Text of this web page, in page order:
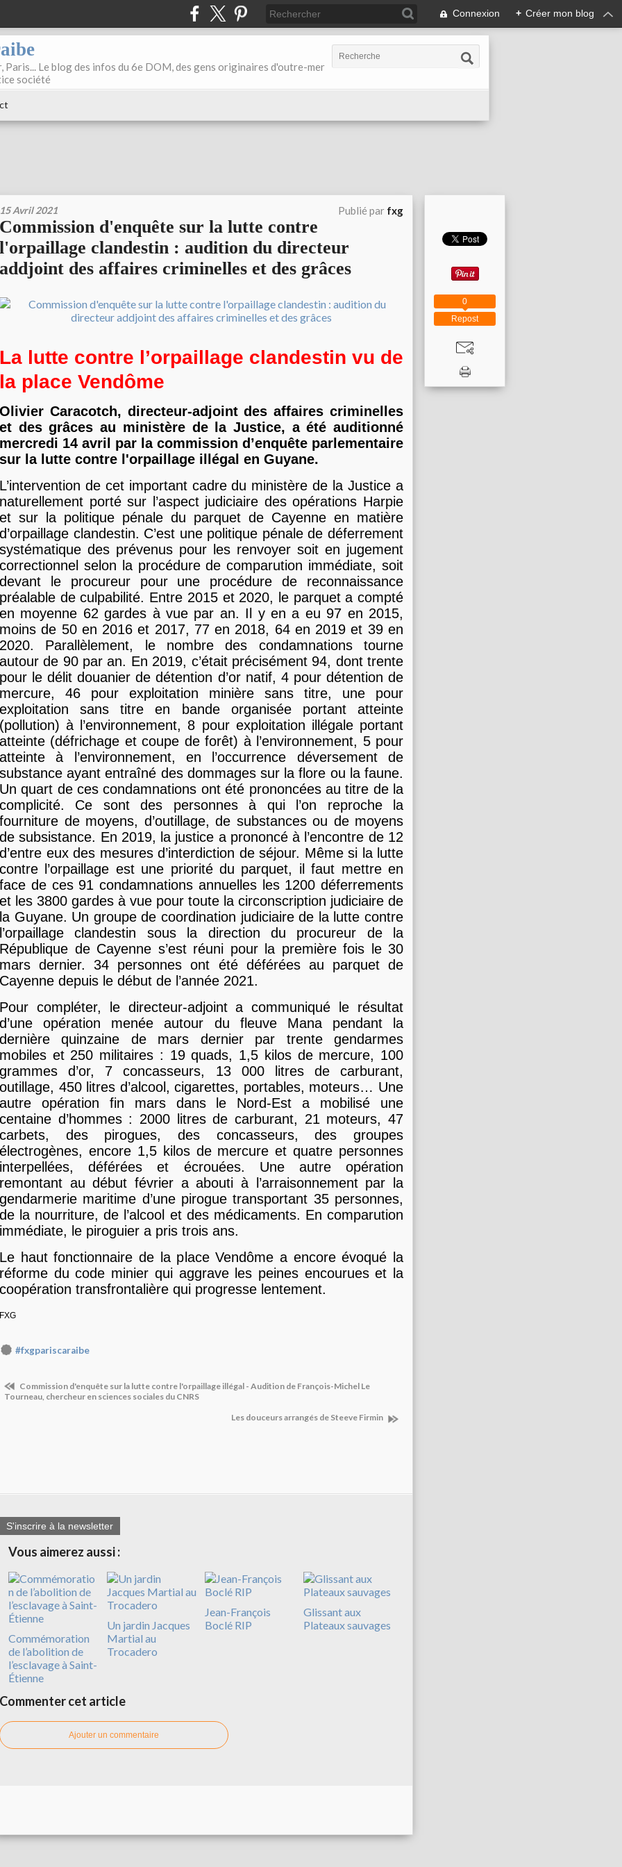
Connexion + Créer mon blog
Paris... Le blog des infos du 6e DOM, des gens originaires d'outre-mer
société
15 Avril 2021 Publié par fxg
Commission d'enquête sur la lutte contre
l'orpaillage clandestin : audition du directeur
addjoint des affaires criminelles et des grâces
La lutte contre l’orpaillage clandestin vu de
la place Vendôme
Olivier Caracotch, directeur-adjoint des affaires criminelles
et des grâces au ministère de la Justice, a été auditionné
mercredi 14 avril par la commission d’enquête parlementaire
sur la lutte contre l'orpaillage illégal en Guyane.
L’intervention de cet important cadre du ministère de la Justice a
naturellement porté sur l’aspect judiciaire des opérations Harpie
et sur la politique pénale du parquet de Cayenne en matière
d’orpaillage clandestin. C’est une politique pénale de déferrement
systématique des prévenus pour les renvoyer soit en jugement
correctionnel selon la procédure de comparution immédiate, soit
devant le procureur pour une procédure de reconnaissance
préalable de culpabilité. Entre 2015 et 2020, le parquet a compté
en moyenne 62 gardes à vue par an. Il y en a eu 97 en 2015,
moins de 50 en 2016 et 2017, 77 en 2018, 64 en 2019 et 39 en
2020. Parallèlement, le nombre des condamnations tourne
autour de 90 par an. En 2019, c’était précisément 94, dont trente
pour le délit douanier de détention d’or natif, 4 pour détention de
mercure, 46 pour exploitation minière sans titre, une pour
exploitation sans titre en bande organisée portant atteinte
(pollution) à l’environnement, 8 pour exploitation illégale portant
atteinte (défrichage et coupe de forêt) à l’environnement, 5 pour
atteinte à l’environnement, en l’occurrence déversement de
substance ayant entraîné des dommages sur la flore ou la faune.
Un quart de ces condamnations ont été prononcées au titre de la
complicité. Ce sont des personnes à qui l’on reproche la
fourniture de moyens, d’outillage, de substances ou de moyens
de subsistance. En 2019, la justice a prononcé à l’encontre de 12
d’entre eux des mesures d’interdiction de séjour. Même si la lutte
contre l’orpaillage est une priorité du parquet, il faut mettre en
face de ces 91 condamnations annuelles les 1200 déferrements
et les 3800 gardes à vue pour toute la circonscription judiciaire de
la Guyane. Un groupe de coordination judiciaire de la lutte contre
l’orpaillage clandestin sous la direction du procureur de la
République de Cayenne s’est réuni pour la première fois le 30
mars dernier. 34 personnes ont été déférées au parquet de
Cayenne depuis le début de l’année 2021.
Pour compléter, le directeur-adjoint a communiqué le résultat
d’une opération menée autour du fleuve Mana pendant la
dernière quinzaine de mars dernier par trente gendarmes
mobiles et 250 militaires : 19 quads, 1,5 kilos de mercure, 100
grammes d’or, 7 concasseurs, 13 000 litres de carburant,
outillage, 450 litres d’alcool, cigarettes, portables, moteurs… Une
autre opération fin mars dans le Nord-Est a mobilisé une
centaine d’hommes : 2000 litres de carburant, 21 moteurs, 47
carbets, des pirogues, des concasseurs, des groupes
électrogènes, encore 1,5 kilos de mercure et quatre personnes
interpellées, déférées et écrouées. Une autre opération
remontant au début février a abouti à l’arraisonnement par la
gendarmerie maritime d’une pirogue transportant 35 personnes,
de la nourriture, de l’alcool et des médicaments. En comparution
immédiate, le piroguier a pris trois ans.
Le haut fonctionnaire de la place Vendôme a encore évoqué la
réforme du code minier qui aggrave les peines encourues et la
coopération transfrontalière qui progresse lentement.
FXG
#fxgpariscaraibe
Commission d'enquête sur la lutte contre l'orpaillage illégal - Audition de François-Michel Le
Tourneau, chercheur en sciences sociales du CNRS
Les douceurs arrangés de Steeve Firmin
S'inscrire à la newsletter
Vous aimerez aussi :
Commémoration
de l’abolition de
l’esclavage à Saint-
Étienne
Un jardin Jacques
Martial au
Trocadero
Jean-François
Boclé RIP
Glissant aux
Plateaux sauvages
Commenter cet article
Ajouter un commentaire
Repost
0